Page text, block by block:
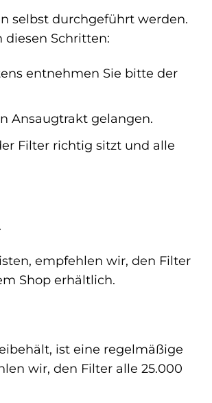
selbst durchgeführt werden.
diesen Schritten:
entnehmen Sie bitte der
Ansaugtrakt gelangen.
Filter richtig sitzt und alle
empfehlen wir, den Filter
Shop erhältlich.
ist eine regelmäßige
wir, den Filter alle 25.000